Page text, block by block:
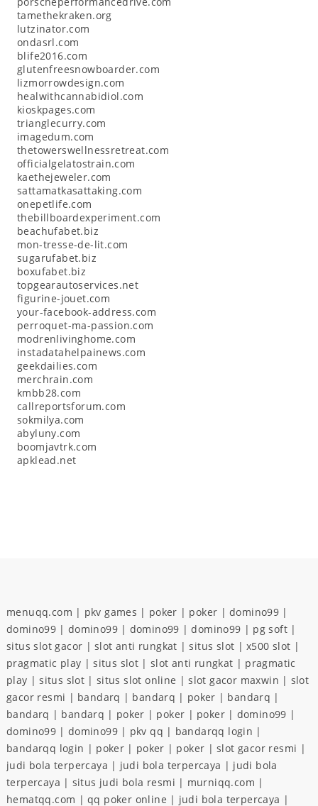
tamethekraken.org
lutzinator.com
ondasrl.com
blife2016.com
glutenfreesnowboarder.com
lizmorrowdesign.com
healwithcannabidiol.com
kioskpages.com
trianglecurry.com
imagedum.com
thetowerswellnessretreat.com
officialgelatostrain.com
kaethejeweler.com
sattamatkasattaking.com
onepetlife.com
thebillboardexperiment.com
beachufabet.biz
mon-tresse-de-lit.com
sugarufabet.biz
boxufabet.biz
topgearautoservices.net
figurine-jouet.com
your-facebook-address.com
perroquet-ma-passion.com
modrenlivinghome.com
instadatahelpainews.com
geekdailies.com
merchrain.com
kmbb28.com
callreportsforum.com
sokmilya.com
abyluny.com
boomjavtrk.com
apklead.net
menuqq.com | pkv games | poker | poker | domino99 |
domino99 | domino99| domino99 |domino99 | pg soft |
situs slot gacor | slot anti rungkat |situs slot | x500 slot |
pragmatic play |situs slot | slot anti rungkat | pragmatic
play |situs slot | situs slot online |slot gacor maxwin | slot
gacor resmi | bandarq | bandarq | poker | bandarq |
bandarq | bandarq | poker | poker | poker | domino99 |
domino99 | domino99| pkv qq | bandarqq login |
bandarqq login | poker | poker | poker | slot gacor resmi |
judi bola terpercaya | judi bola terpercaya | judi bola
terpercaya | situs judi bola resmi | murniqq.com |
hematqq.com | qq poker online | judi bola terpercaya |